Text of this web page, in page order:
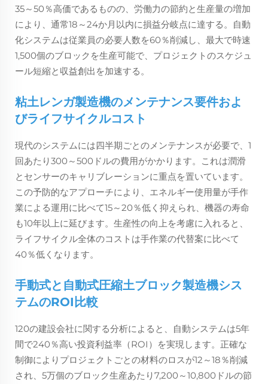
35～50％高価であるものの、労働力の節約と生産量の増加
により、通常18～24か月以内に損益分岐点に達する。自動
化システムは従業員の必要人数を60％削減し、最大で時速
1,500個のブロックを生産可能で、プロジェクトのスケジュ
ール短縮と収益創出を加速する。
粘土レンガ製造機のメンテナンス要件およ
びライフサイクルコスト
現代のシステムには四半期ごとのメンテナンスが必要で、1
回あたり300～500ドルの費用がかかります。これは潤滑
とセンサーのキャリブレーションに重点を置いています。
この予防的なアプローチにより、エネルギー使用量が手作
業による運用に比べて15～20％低く抑えられ、機器の寿命
も10年以上に延びます。生産性の向上を考慮に入れると、
ライフサイクル全体のコストは手作業の代替案に比べて
40％低くなります。
手動式と自動式圧縮土ブロック製造機シス
テムのROI比較
120の建設会社に関する分析によると、自動システムは5年
間で240％高い投資利益率（ROI）を実現します。正確な
制御によりプロジェクトごとの材料のロスが12～18％削減
され、5万個のブロック生産あたり7,200～10,800ドルの節